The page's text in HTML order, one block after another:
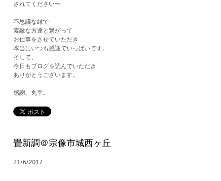
されてください〜
不思議な縁で
素敵な方達と繋がって
お仕事をさせていただき
本当にいつも感謝でいっぱいです。
そして、
今日もブログを読んでいただき
ありがとうございます。
感謝。丸幸。
畳新調＠宗像市城西ヶ丘
21/6/2017